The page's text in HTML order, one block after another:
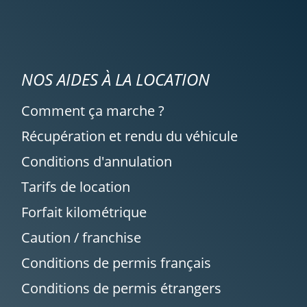
NOS AIDES À LA LOCATION
Comment ça marche ?
Récupération et rendu du véhicule
Conditions d'annulation
Tarifs de location
Forfait kilométrique
Caution / franchise
Conditions de permis français
Conditions de permis étrangers